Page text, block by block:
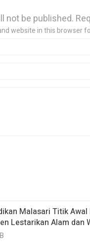
not be published.
website in this browser
Malasari Titik
Lestarikan Alam dan